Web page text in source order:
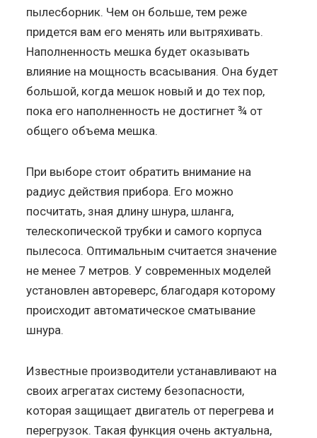
пылесборник. Чем он больше, тем реже
придется вам его менять или вытряхивать.
Наполненность мешка будет оказывать
влияние на мощность всасывания. Она будет
большой, когда мешок новый и до тех пор,
пока его наполненность не достигнет ¾ от
общего объема мешка.
При выборе стоит обратить внимание на
радиус действия прибора. Его можно
посчитать, зная длину шнура, шланга,
телескопической трубки и самого корпуса
пылесоса. Оптимальным считается значение
не менее 7 метров. У современных моделей
установлен автореверс, благодаря которому
происходит автоматическое сматывание
шнура.
Известные производители устанавливают на
своих агрегатах систему безопасности,
которая защищает двигатель от перегрева и
перегрузок. Такая функция очень актуальна,